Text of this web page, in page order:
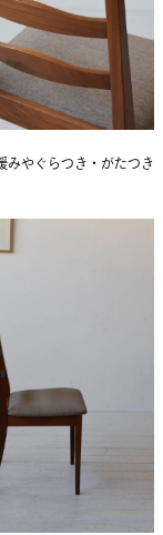
みやぐらつき・がたつき